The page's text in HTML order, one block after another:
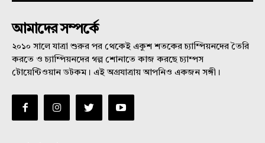
আমাদের সম্পর্কে
২০১০ সালে যাত্রা শুরুর পর থেকেই একুশ শতকের চ্যাম্পিয়নদের তৈরি
করতে ও চ্যাম্পিয়নদের গল্প শোনাতে কাজ করছে চ্যাম্পস
টোয়েন্টিওয়ান ডটকম। এই অগ্রযাত্রায় আপনিও একজন সঙ্গী।